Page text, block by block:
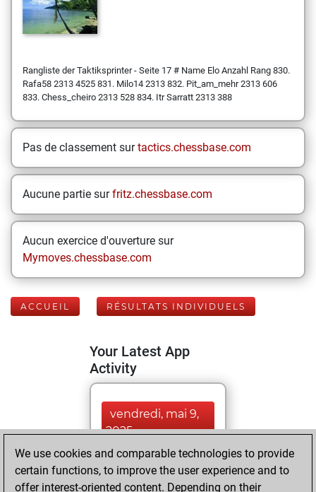
Rangliste der Taktiksprinter - Seite 17 # Name Elo Anzahl Rang 830.
Rafa58 2313 4525 831. Milo14 2313 832. Pit_am_mehr 2313 606
833. Chess_cheiro 2313 528 834. Itr Sarratt 2313 388
Pas de classement surtactics.chessbase.com
Aucune partie surfritz.chessbase.com
Aucun exercice d'ouverture sur
Mymoves.chessbase.com
ACCUEIL RÉSULTATS INDIVIDUELS
Your Latest App
Activity
vendredi, mai 9,
2025
You played 122
blitz games
Play
We use cookies and comparable technologies to provide
certain functions, to improve the user experience and to
offer interest-oriented content. Depending on their